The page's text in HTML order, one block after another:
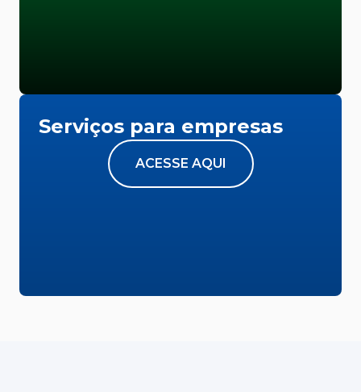
Serviços para empresas
ACESSE AQUI